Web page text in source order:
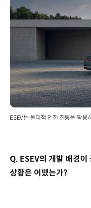
ESEV는 물리적 엔진 진동을 활용
Q. ESEV의 개발 배경이
상황은 어땠는가?